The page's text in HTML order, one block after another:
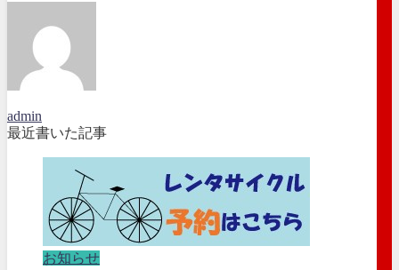
admin
最近書いた記事
お知らせ